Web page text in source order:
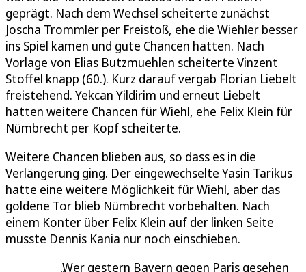
geprägt. Nach dem Wechsel scheiterte zunächst
Joscha Trommler per Freistoß, ehe die Wiehler besser
ins Spiel kamen und gute Chancen hatten. Nach
Vorlage von Elias Butzmuehlen scheiterte Vinzent
Stoffel knapp (60.). Kurz darauf vergab Florian Liebelt
freistehend. Yekcan Yildirim und erneut Liebelt
hatten weitere Chancen für Wiehl, ehe Felix Klein für
Nümbrecht per Kopf scheiterte.
Weitere Chancen blieben aus, so dass es in die
Verlängerung ging. Der eingewechselte Yasin Tarikus
hatte eine weitere Möglichkeit für Wiehl, aber das
goldene Tor blieb Nümbrecht vorbehalten. Nach
einem Konter über Felix Klein auf der linken Seite
musste Dennis Kania nur noch einschieben.
Wer gestern Bayern gegen Paris gesehen